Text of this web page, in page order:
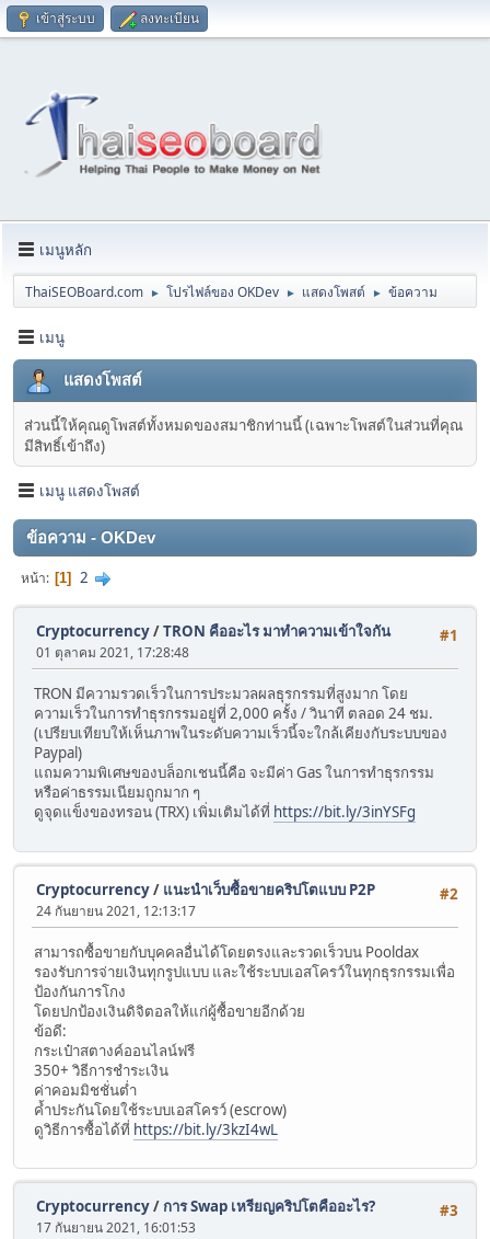
เข้าสู่ระบบ ลงทะเบียน
เมนูหลัก
ThaiSEOBoard.com ► โปรไฟล์ของ OKDev ► แสดงโพสต์ ► ข้อความ
เมนู
แสดงโพสต์
ส่วนนี้ให้คุณดูโพสต์ทั้งหมดของสมาชิกท่านนี้ (เฉพาะโพสต์ในส่วนที่คุณ
มีสิทธิ์เข้าถึง)
เมนู แสดงโพสต์
ข้อความ - OKDev
หน้า 1 2
#1
Cryptocurrency/TRON คืออะไร มาทำความเข้าใจกัน
01 ตุลาคม 2021, 17:28:48
TRON มีความรวดเร็วในการประมวลผลธุรกรรมที่สูงมาก โดย
ความเร็วในการทำธุรกรรมอยู่ที่ 2,000 ครั้ง / วินาที ตลอด 24 ชม.
(เปรียบเทียบให้เห็นภาพในระดับความเร็วนี้จะใกล้เคียงกับระบบของ
Paypal)
แถมความพิเศษของบล็อกเชนนี้คือ จะมีค่า Gas ในการทำธุรกรรม
หรือค่าธรรมเนียมถูกมาก ๆ
ดูจุดแข็งของทรอน (TRX) เพิ่มเติมได้ที่ https://bit.ly/3inYSFg
#2
Cryptocurrency/ แนะนำเว็บซื้อขายคริปโตแบบ P2P
24 กันยายน 2021, 12:13:17
สามารถซื้อขายกับบุคคลอื่นได้โดยตรงและรวดเร็วบน Pooldax
รองรับการจ่ายเงินทุกรูปแบบ และใช้ระบบเอสโครว์ในทุกธุรกรรมเพื่อ
ป้องกันการโกง
โดยปกป้องเงินดิจิตอลให้แก่ผู้ซื้อขายอีกด้วย
ข้อดี:
กระเป๋าสตางค์ออนไลน์ฟรี
350+ วิธีการชำระเงิน
ค่าคอมมิชชั่นต่ำ
ค้ำประกันโดยใช้ระบบเอสโครว์ (escrow)
ดูวิธีการซื้อได้ที่ https://bit.ly/3kzI4wL
#3
Cryptocurrency/ การ Swap เหรียญคริปโตคืออะไร?
17 กันยายน 2021, 16:01:53